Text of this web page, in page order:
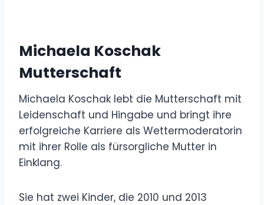
Michaela Koschak
Mutterschaft
Michaela Koschak lebt die Mutterschaft mit
Leidenschaft und Hingabe und bringt ihre
erfolgreiche Karriere als Wettermoderatorin
mit ihrer Rolle als fürsorgliche Mutter in
Einklang.
Sie hat zwei Kinder, die 2010 und 2013